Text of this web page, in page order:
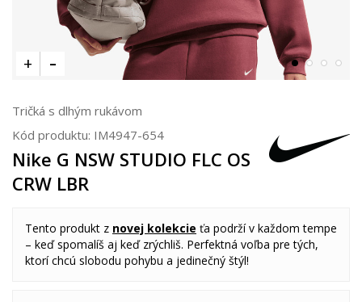
Tričká s dlhým rukávom
Kód produktu: IM4947-654
Nike G NSW STUDIO FLC OS
CRW LBR
Tento produkt z novej kolekcie ťa podrží v každom tempe
– keď spomalíš aj keď zrýchliš. Perfektná voľba pre tých,
ktorí chcú slobodu pohybu a jedinečný štýl!